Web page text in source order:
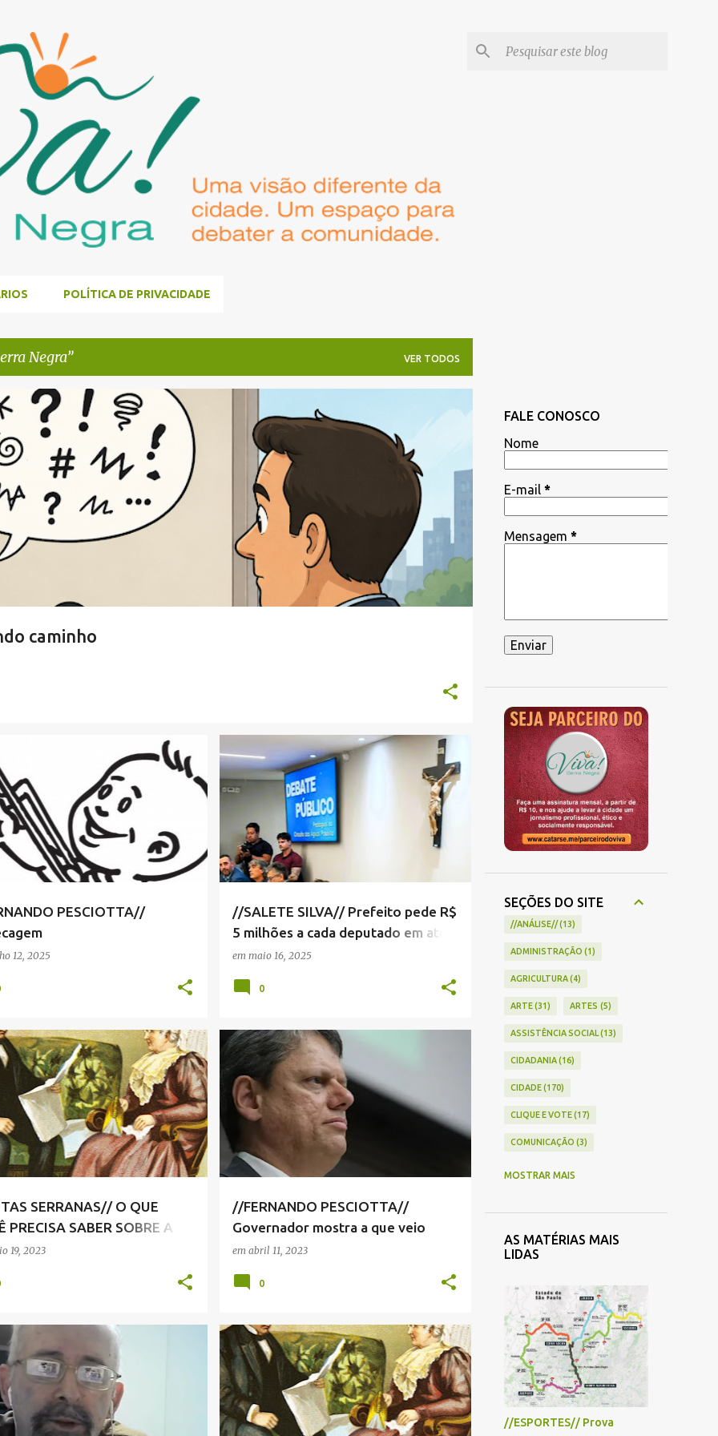
POLÍTICA DE PRIVACIDADE
Negra VER TODOS
caminho
PESCIOTTA//
12, 2025
PESCIOTTA
SERRA NEGRA
NEGRA
//SALETE SILVA// Prefeito pede R$
5 milhões a cada deputado em ato
contra pedágios
em maio 16, 2025
DEBATE PEDÁGIOS SERRA NEGRA 2
0
SERRANAS// O QUE
PRECISA SABER SOBRE A
19, 2023
SERRANAS NOTÍCIAS SERRA NEGRA
+
NEGRA
//FERNANDO PESCIOTTA//
Governador mostra a que veio
em abril 11, 2023
FERNANDO PESCIOTTA
NOTÍCIAS SERRA NEGRA
VIVA! SERRA NEGRA
0
NOTAS SERRANAS NOTÍCIAS SERRA NEGRA
+
VIVA! SERRA NEGRA
FALE CONOSCO
Nome
E-mail *
Mensagem *
SEÇÕES DO SITE
//ANÁLISE// 13
ADMINISTRAÇÃO 1
AGRICULTURA 4
ARTE 31 ARTES 5
ASSISTÊNCIA SOCIAL 13
CIDADANIA 16
CIDADE 170
CLIQUE E VOTE 17
COMUNICAÇÃO 3
CULTURA
ENQUETE 5
ENTREVISTA 13
ESPECIAL 7
MOSTRAR MAIS
AS MATÉRIAS MAIS
LIDAS
//ESPORTES// Prova